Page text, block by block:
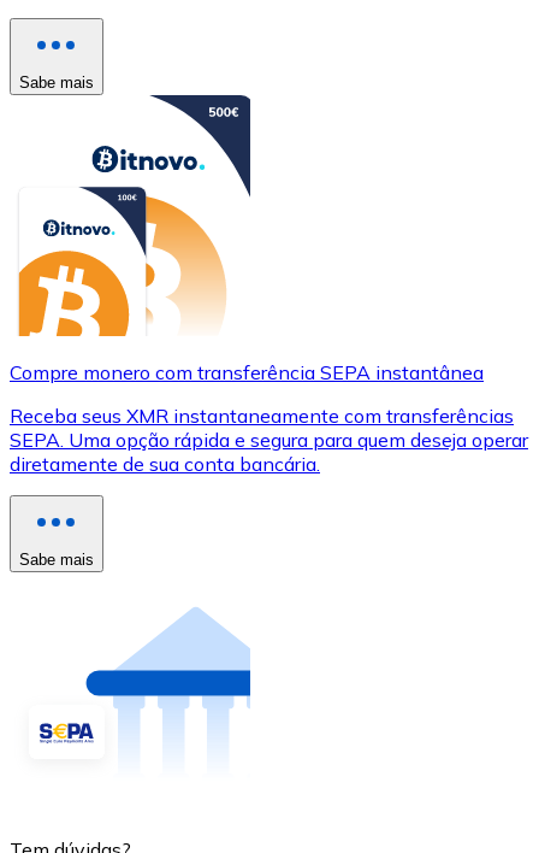
Sabe mais
Compre monero com transferência SEPA instantânea
Receba seus XMR instantaneamente com transferências
SEPA. Uma opção rápida e segura para quem deseja operar
diretamente de sua conta bancária.
Sabe mais